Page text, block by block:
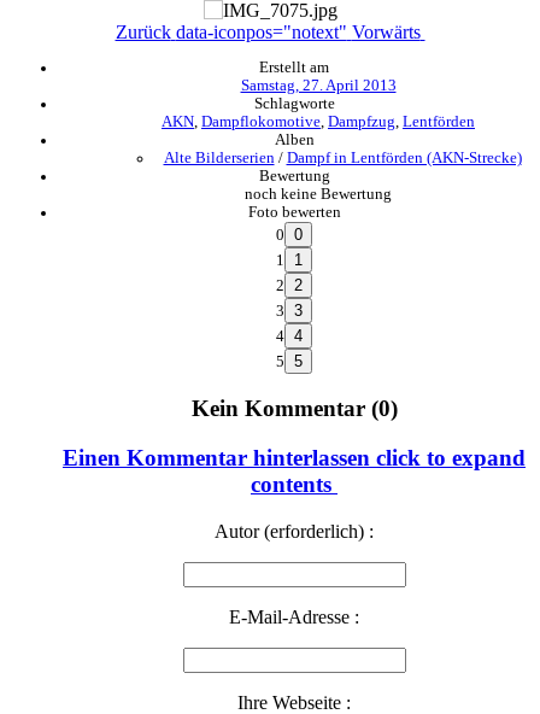
Zurück data-iconpos="notext" Vorwärts
Erstellt am
Samstag, 27. April 2013
Schlagworte
AKN Dampflokomotive Dampfzug Lentförden
Alben
Alte Bilderserien / Dampf in Lentförden (AKN-Strecke)
Bewertung
noch keine Bewertung
Foto bewerten
0
1
2
3
4
5
Kein Kommentar (0)
Einen Kommentar hinterlassen click to expand
contents
Autor (erforderlich) :
E-Mail-Adresse :
Ihre Webseite :